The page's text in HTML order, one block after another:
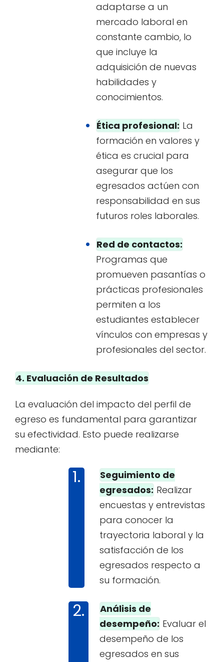
adaptarse a un
mercado laboral en
constante cambio, lo
que incluye la
adquisición de nuevas
habilidades y
conocimientos.
Ética profesional: La
formación en valores y
ética es crucial para
asegurar que los
egresados actúen con
responsabilidad en sus
futuros roles laborales.
Red de contactos:
Programas que
promueven pasantías o
prácticas profesionales
permiten a los
estudiantes establecer
vínculos con empresas y
profesionales del sector.
4. Evaluación de Resultados
La evaluación del impacto del perfil de
egreso es fundamental para garantizar
su efectividad. Esto puede realizarse
mediante:
Seguimiento de
egresados: Realizar
encuestas y entrevistas
para conocer la
trayectoria laboral y la
satisfacción de los
egresados respecto a
su formación.
Análisis de
desempeño: Evaluar el
desempeño de los
egresados en sus